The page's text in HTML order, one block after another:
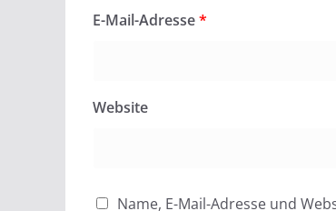
E-Mail-Adresse*
Website
Name, E-Mail-Adresse und